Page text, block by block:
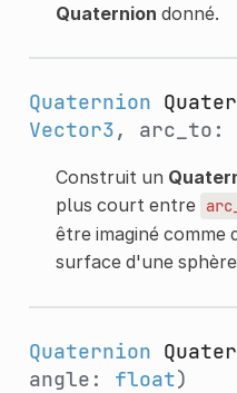
Quaternion donné.
Quaternion
Vector3, arc_to:
Construit un
plus court entre
être imaginé
surface d'une
Quaternion
angle: float)